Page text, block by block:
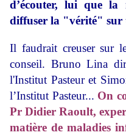
d’écouter, lui que la
diffuser la "vérité" sur
Il faudrait creuser sur
conseil. Bruno Lina
l'Institut Pasteur et
l’Institut Pasteur... On
Pr Didier Raoult,
matière de maladies